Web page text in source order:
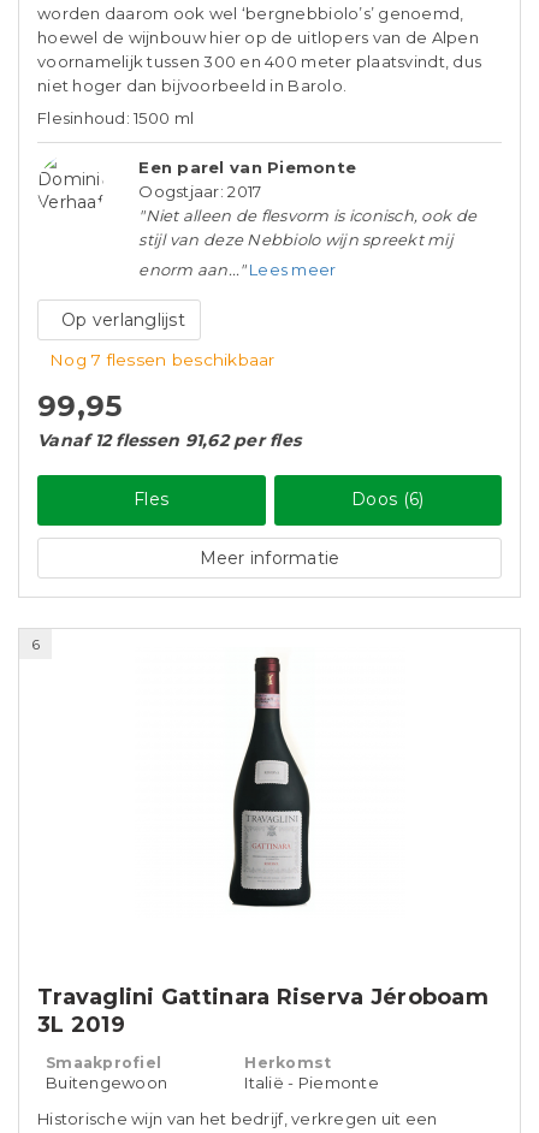
worden daarom ook wel ‘bergnebbiolo’s’ genoemd,
hoewel de wijnbouw hier op de uitlopers van de Alpen
voornamelijk tussen 300 en 400 meter plaatsvindt, dus
niet hoger dan bijvoorbeeld in Barolo.
Flesinhoud: 1500 ml
Een parel van Piemonte
Oogstjaar: 2017
"Niet alleen de flesvorm is iconisch, ook de
stijl van deze Nebbiolo wijn spreekt mij
enorm aan..." Lees meer
Op verlanglijst
Nog 7 flessen beschikbaar
99,95
Vanaf 12 flessen 91,62 per fles
Fles Doos (6)
Meer informatie
6
Travaglini Gattinara Riserva Jéroboam
3L 2019
Smaakprofiel
Buitengewoon
Herkomst
Italië - Piemonte
Historische wijn van het bedrijf, verkregen uit een